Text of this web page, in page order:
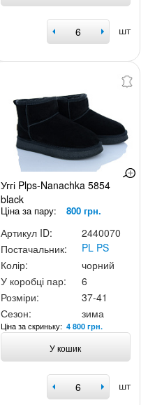
шт
Уггі Plps-Nanachka 5854
black
Ціна за пару: 800 грн.
Артикул ID:
2440070
Постачальник:
PL PS
Колір:
чорний
У коробці пар:
6
Розміри:
37-41
Сезон:
зима
Ціна за скриньку:4 800 грн.
У кошик
шт